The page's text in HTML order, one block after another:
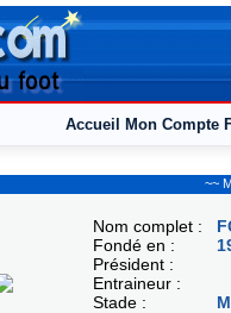
Accueil Mon Compte
~~
Nom complet :
Fondé en :
Président :
Entraineur :
Stade :